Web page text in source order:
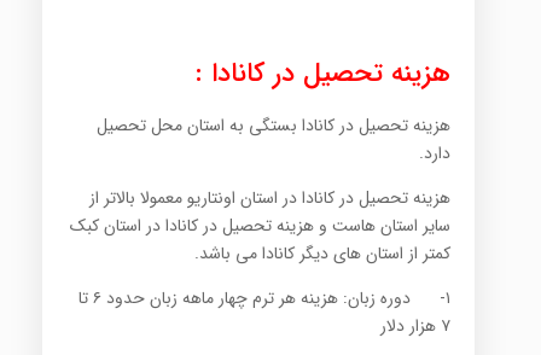
هزینه تحصیل در کانادا :
هزینه تحصیل در کانادا بستگی به استان محل تحصیل
دارد.
هزینه تحصیل در کانادا در استان اونتاریو معمولا بالاتر از
سایر استان هاست و هزینه تحصیل در کانادا در استان کبک
کمتر از استان های دیگر کانادا می باشد.
۱- دوره زبان: هزینه هر ترم چهار ماهه زبان حدود ۶ تا
۷ هزار دلار